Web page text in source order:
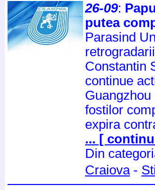
26-09:
putea
Parasind
Constantin
continue
fostilor
expira
... [
Din
Craiova-